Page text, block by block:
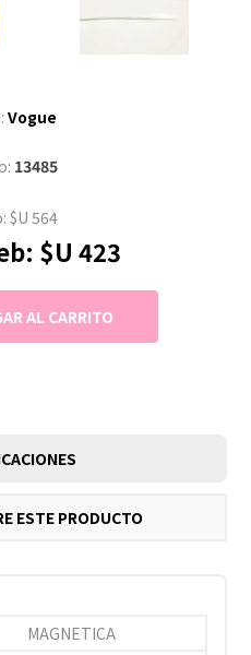
Vogue
13485
$U 564
$U 423
ESTE PRODUCTO
MAGNETICA